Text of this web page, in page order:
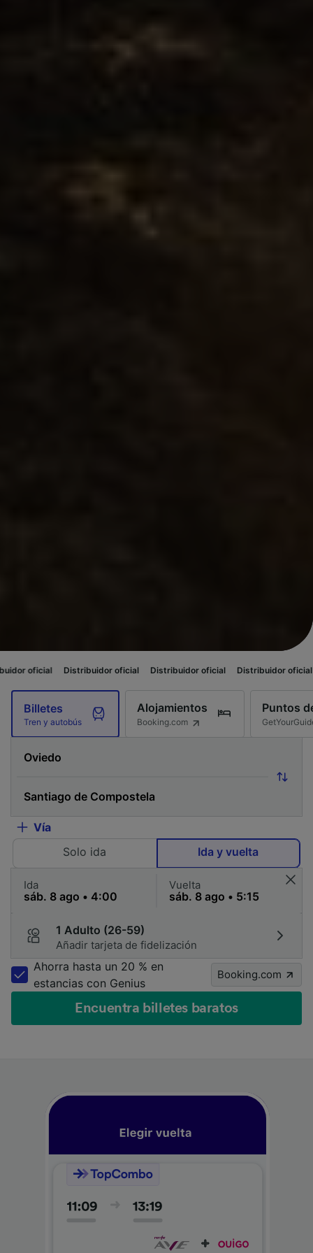
Distribuidor oficial Distribuidor oficial Distribuidor oficial
Billetes
Tren y autobús
Alojamientos
Booking.com
Puntos
Vía
Solo ida
Ida y vuelta
Ida Vuelta
1 Adulto (26-59)
Añadir tarjeta de fidelización
Ahorra hasta un 20 % en
estancias con Genius
Booking.com
Encuentra billetes baratos